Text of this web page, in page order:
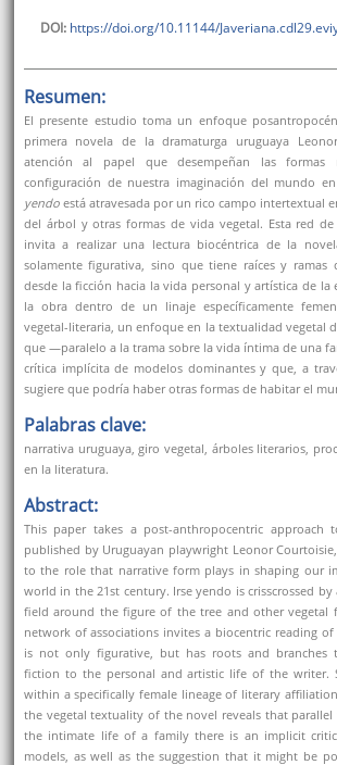
DOI: https://doi.org/10.11144/
Resumen:
El presente estudio toma un enfoque
primera novela de la dramaturga uruguaya
atención al papel que desempeñan las formas
configuración de nuestra imaginación del mundo
yendoestá atravesada por un rico campo intertextual
del árbol y otras formas de vida vegetal. Esta red de
invita a realizar una lectura biocéntrica de la
solamente figurativa, sino que tiene raíces y ramas
desde la ficción hacia la vida personal y artística de la
la obra dentro de un linaje específicamente
vegetal-literaria, un enfoque en la textualidad vegetal
que —paralelo a la trama sobre la vida íntima de una
crítica implícita de modelos dominantes y que, a
sugiere que podría haber otras formas de habitar el
Palabras clave:
narrativa uruguaya, giro vegetal, árboles literarios,
en la literatura.
Abstract:
This paper takes a post-anthropocentric
published by Uruguayan playwright Leonor
to the role that narrative form plays in shaping our
world in the 21st century. Irse yendo is crisscrossed
field around the figure of the tree and other vegetal
network of associations invites a biocentric reading
is not only figurative, but has roots and branches
fiction to the personal and artistic life of the writer.
within a specifically female lineage of literary
the vegetal textuality of the novel reveals that
the intimate life of a family there is an implicit
models, as well as the suggestion that it might be